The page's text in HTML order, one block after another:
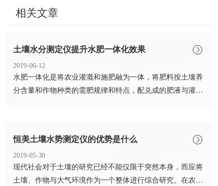
相关文章
土壤水分测定仪提升水肥一体化效果
2019-06-12
​水肥一体化是将农业灌溉和施肥融为一体，将肥料按土壤养
分含量和作物种类的需肥规律和特点，配兑成的肥液与灌溉
恒美土壤水势测定仪的优势是什么
2019-05-30
​现代社会对于土壤的研究已经不能仅限于突然本身，而应将
土壤、作物与大气环境作为一个整体进行综合研究。在农业